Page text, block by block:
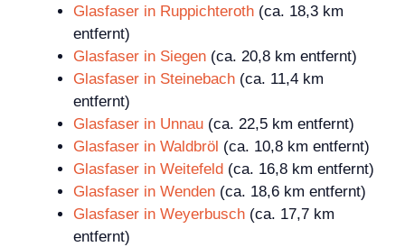
Glasfaser in Ruppichteroth (ca. 18,3 km
entfernt)
Glasfaser in Siegen (ca. 20,8 km entfernt)
Glasfaser in Steinebach (ca. 11,4 km
entfernt)
Glasfaser in Unnau (ca. 22,5 km entfernt)
Glasfaser in Waldbröl (ca. 10,8 km entfernt)
Glasfaser in Weitefeld (ca. 16,8 km entfernt)
Glasfaser in Wenden (ca. 18,6 km entfernt)
Glasfaser in Weyerbusch (ca. 17,7 km
entfernt)